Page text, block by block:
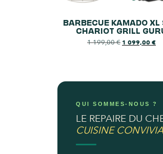
BARBECUE KAMADO XL
CHARIOT GRILL
1 199,00€ 1 099,00€
QUI SOMMES-NOUS ?
LE REPAIRE DU
CUISINE